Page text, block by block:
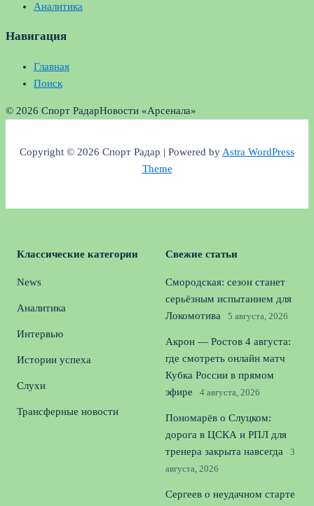
Аналитика
Навигация
Главная
Поиск
© 2026 Спорт РадарНовости «Арсенала»
Copyright © 2026 Спорт Радар | Powered byAstra WordPress
Theme
Классические категории
News
Аналитика
Интервью
Истории успеха
Слухи
Трансферные новости
Свежие статьи
Смородская: сезон станет
серьёзным испытанием для
Локомотива
5 августа, 2026
Акрон — Ростов 4 августа:
где смотреть онлайн матч
Кубка России в прямом
эфире
4 августа, 2026
Пономарёв о Слуцком:
дорога в ЦСКА и РПЛ для
тренера закрыта навсегда
3
августа, 2026
Сергеев о неудачном старте